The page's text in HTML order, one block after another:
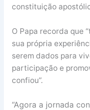
constituição
O Papa recorda que
sua própria
serem dados para
participação e
confiou”.
“Agora a jornada